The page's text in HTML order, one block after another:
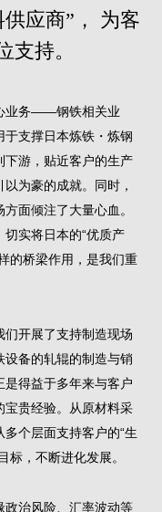
应商”，
为客
支持。
业务——钢铁相关业
支撑日本炼铁・炼钢
下游，贴近客户的生产
为豪的成就。同时，
面倾注了大量心血。
实将日本的“优质产
的桥梁作用，是我们重
开展了支持制造现场
备的轧辊的制造与销
得益于多年来与客户
宝贵经验。从原材料采
个层面支持客户的“生
标，不断进化发展。
政治风险、汇率波动等